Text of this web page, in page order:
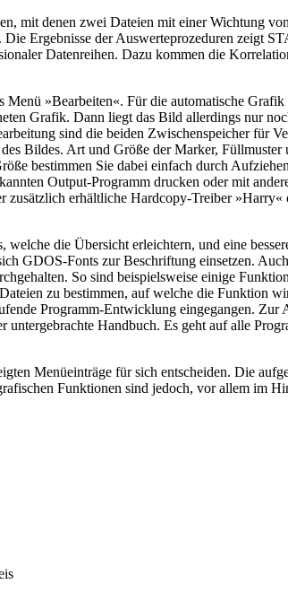
mit denen zwei Dateien mit einer Wichtung
Ergebnisse der Auswerteprozeduren zeigt
Datenreihen. Dazu kommen die
»Bearbeiten«. Für die automatische
Grafik. Dann liegt das Bild allerdings nur
sind die beiden Zwischenspeicher für
Bildes. Art und Größe der Marker, Füllmuster
bestimmen Sie dabei einfach durch
Output-Programm drucken oder mit
erhältliche Hardcopy-Treiber
die Übersicht erleichtern, und eine
GDOS-Fonts zur Beschriftung einsetzen.
So sind beispielsweise einige
zu bestimmen, auf welche die Funktion
Programm-Entwicklung eingegangen.
Handbuch. Es geht auf alle
Menüeinträge für sich entscheiden. Die
Funktionen sind jedoch, vor allem im